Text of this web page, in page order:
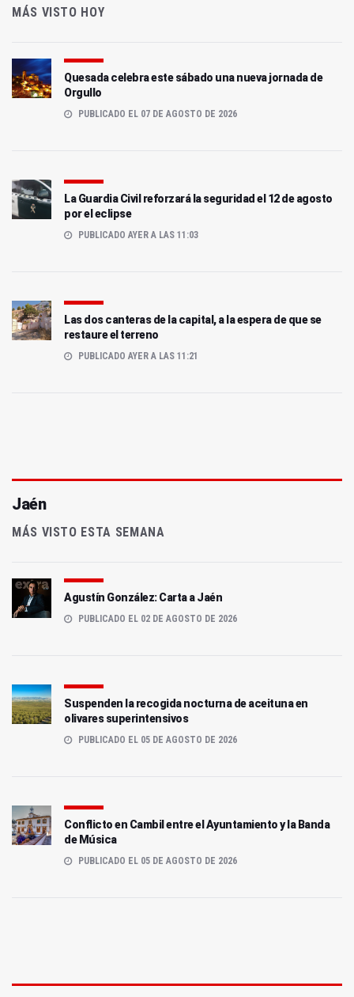
MÁS VISTO HOY
Quesada celebra este sábado una nueva jornada de
Orgullo
PUBLICADO EL 07 DE AGOSTO DE 2026
La Guardia Civil reforzará la seguridad el 12 de agosto
por el eclipse
PUBLICADO AYER A LAS 11:03
Las dos canteras de la capital, a la espera de que se
restaure el terreno
PUBLICADO AYER A LAS 11:21
Jaén
MÁS VISTO ESTA SEMANA
Agustín González: Carta a Jaén
PUBLICADO EL 02 DE AGOSTO DE 2026
Suspenden la recogida nocturna de aceituna en
olivares superintensivos
PUBLICADO EL 05 DE AGOSTO DE 2026
Conflicto en Cambil entre el Ayuntamiento y la Banda
de Música
PUBLICADO EL 05 DE AGOSTO DE 2026